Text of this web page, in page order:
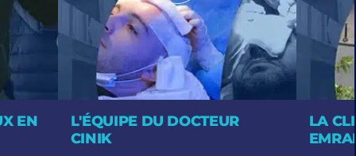
EN
L'ÉQUIPE DU DOCTEUR
CINIK
LA